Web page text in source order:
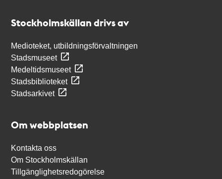
Stockholmskällan drivs av
Medioteket, utbildningsförvaltningen
Stadsmuseet
Medeltidsmuseet
Stadsbiblioteket
Stadsarkivet
Om webbplatsen
Kontakta oss
Om Stockholmskällan
Tillgänglighetsredogörelse